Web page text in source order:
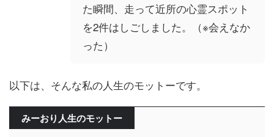
た瞬間、走って近所の心霊スポット
を2件はしごしました。（※会えなか
った）
以下は、そんな私の人生のモットーです。
みーおり人生のモットー